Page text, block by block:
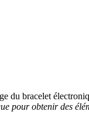
du bracelet
pour obtenir des